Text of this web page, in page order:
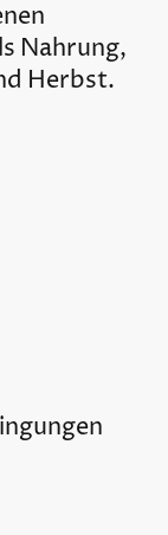
Nahrung,
Herbst.